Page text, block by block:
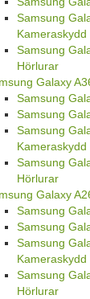
Samsung
Kameraskydd
Samsung
Hörlurar
Galaxy
Samsung
Samsung
Samsung
Kameraskydd
Samsung
Hörlurar
Galaxy
Samsung
Samsung
Samsung
Kameraskydd
Samsung
Hörlurar